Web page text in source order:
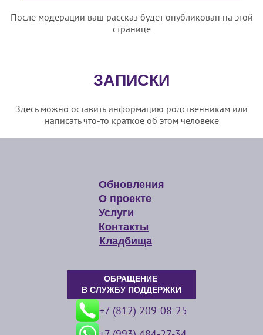
После модерации ваш рассказ будет опубликован на этой
странице
ЗАПИСКИ
Здесь можно оставить информацию родственникам или
написать что-то краткое об этом человеке
Обновления
О проекте
Услуги
Контакты
Кладбища
ОБРАЩЕНИЕ
В СЛУЖБУ ПОДДЕРЖКИ
+7 (812) 209-08-25